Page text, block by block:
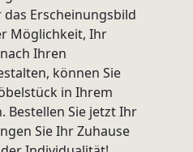
Erscheinungsbild
Möglichkeit, Ihr
Ihren
können Sie
in Ihrem
Bestellen Sie jetzt Ihr
Sie Ihr Zuhause